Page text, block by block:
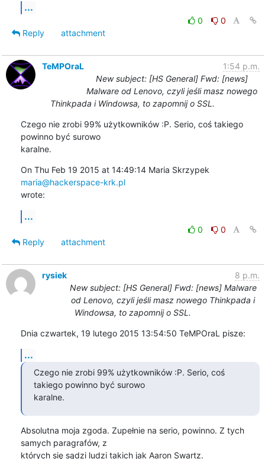
...
0
0
Reply
attachment
TeMPOraL
1:54 p.m.
New subject: [HS General] Fwd: [news]
Malware od Lenovo, czyli jeśli masz nowego
Thinkpada i Windowsa, to zapomnij o SSL.
Czego nie zrobi 99% użytkowników :P. Serio, coś takiego
powinno być surowo
karalne.
maria@hackerspace-krk.pl
wrote:
...
0
0
Reply
attachment
rysiek
8 p.m.
New subject: [HS General] Fwd: [news] Malware
od Lenovo, czyli jeśli masz nowego Thinkpada i
Windowsa, to zapomnij o SSL.
Dnia czwartek, 19 lutego 2015 13:54:50 TeMPOraL pisze:
...
Czego nie zrobi 99% użytkowników :P. Serio, coś
takiego powinno być surowo
karalne.
Absolutna moja zgoda. Zupełnie na serio, powinno. Z tych
samych paragrafów, z
których się sądzi ludzi takich jak Aaron Swartz.